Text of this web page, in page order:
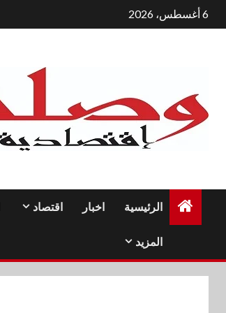
التجاوز
إلى
6 أغسطس، 2026
الرئيسية اخبار اقتصاد
المزيد